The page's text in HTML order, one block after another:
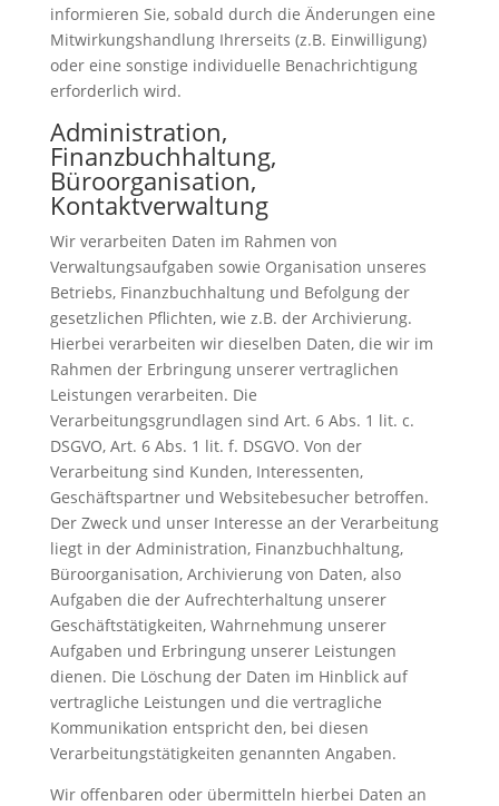
informieren Sie, sobald durch die Änderungen eine
Mitwirkungshandlung Ihrerseits (z.B. Einwilligung)
oder eine sonstige individuelle Benachrichtigung
erforderlich wird.
Administration,
Finanzbuchhaltung,
Büroorganisation,
Kontaktverwaltung
Wir verarbeiten Daten im Rahmen von
Verwaltungsaufgaben sowie Organisation unseres
Betriebs, Finanzbuchhaltung und Befolgung der
gesetzlichen Pflichten, wie z.B. der Archivierung.
Hierbei verarbeiten wir dieselben Daten, die wir im
Rahmen der Erbringung unserer vertraglichen
Leistungen verarbeiten. Die
Verarbeitungsgrundlagen sind Art. 6 Abs. 1 lit. c.
DSGVO, Art. 6 Abs. 1 lit. f. DSGVO. Von der
Verarbeitung sind Kunden, Interessenten,
Geschäftspartner und Websitebesucher betroffen.
Der Zweck und unser Interesse an der Verarbeitung
liegt in der Administration, Finanzbuchhaltung,
Büroorganisation, Archivierung von Daten, also
Aufgaben die der Aufrechterhaltung unserer
Geschäftstätigkeiten, Wahrnehmung unserer
Aufgaben und Erbringung unserer Leistungen
dienen. Die Löschung der Daten im Hinblick auf
vertragliche Leistungen und die vertragliche
Kommunikation entspricht den, bei diesen
Verarbeitungstätigkeiten genannten Angaben.
Wir offenbaren oder übermitteln hierbei Daten an